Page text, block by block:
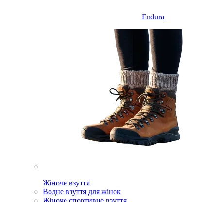
Endura
Жіноче взуття
Водне взуття для жінок
Жіноче спортивне взуття